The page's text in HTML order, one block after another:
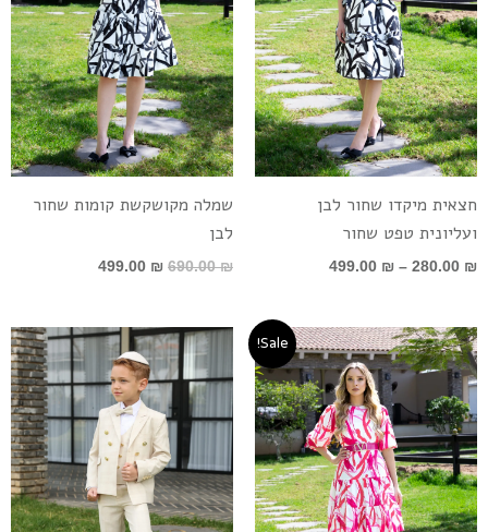
חצאית מיקדו שחור לבן
ועליונית טפט שחור
280.00 ₪
–
499.00 ₪
שמלה מקושקשת קומות שחור
לבן
690.00₪
499.00 ₪
Sale!
המחיר
המקורי
היה:
690.00 ₪.
המחיר
הנוכחי
הוא:
499.00 ₪.
טווח
מחירים:
עד